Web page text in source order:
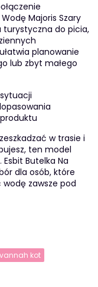
Majoris Szary
turystyczna do picia,
planowanie
lub zbyt małego
w trasie i
ten model
Butelka Na
dla osób, które
zawsze pod
kot